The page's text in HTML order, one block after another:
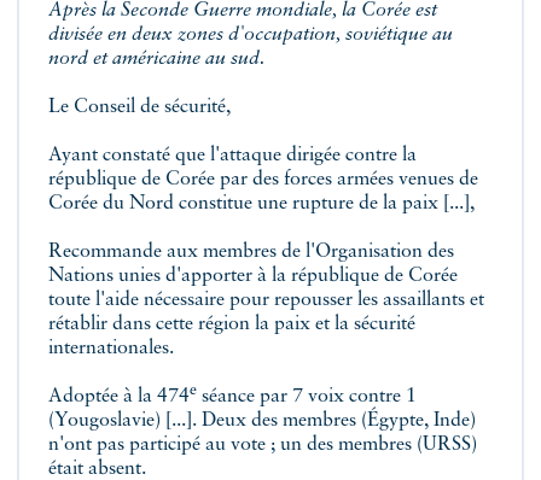
Après la Seconde Guerre mondiale, la Corée est
divisée en deux zones d'occupation, soviétique au
nord et américaine au sud.
Le Conseil de sécurité,
Ayant constaté que l'attaque dirigée contre la
république de Corée par des forces armées venues de
Corée du Nord constitue une rupture de la paix [...],
Recommande aux membres de l'Organisation des
Nations unies d'apporter à la république de Corée
toute l'aide nécessaire pour repousser les assaillants et
rétablir dans cette région la paix et la sécurité
internationales.
Adoptée à la 474e séance par 7 voix contre 1
(Yougoslavie) [...]. Deux des membres (Égypte, Inde)
n'ont pas participé au vote ; un des membres (URSS)
était absent.